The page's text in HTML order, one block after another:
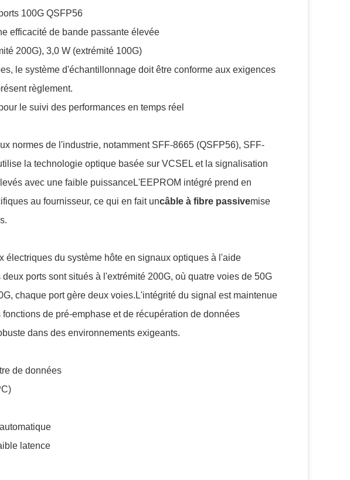
100G QSFP56
efficacité de bande passante élevée
200G), 3,0 W (extrémité 100G)
le système d'échantillonnage doit être conforme aux exigences
règlement.
le suivi des performances en temps réel
normes de l'industrie, notamment SFF-8665 (QSFP56), SFF-
la technologie optique basée sur VCSEL et la signalisation
avec une faible puissanceL'EEPROM intégré prend en
au fournisseur, ce qui en fait uncâble à fibre passivemise
électriques du système hôte en signaux optiques à l'aide
deux ports sont situés à l'extrémité 200G, où quatre voies de 50G
chaque port gère deux voies.L'intégrité du signal est maintenue
de pré-emphase et de récupération de données
dans des environnements exigeants.
de données
latence